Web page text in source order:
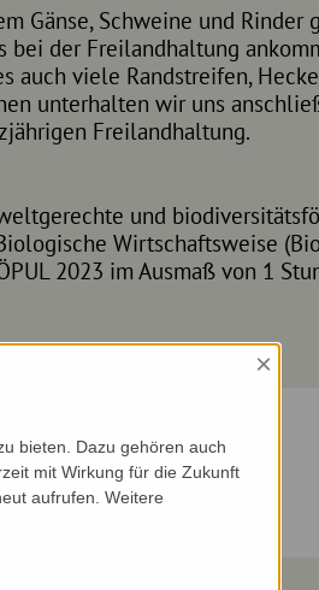
Gänse, Schweine und Rinder
bei der Freilandhaltung
auch viele Randstreifen,
unterhalten wir uns
Freilandhaltung.
und
Wirtschaftsweise
2023 im Ausmaß von 1
×
bieten. Dazu gehören auch
mit Wirkung für die Zukunft
aufrufen. Weitere